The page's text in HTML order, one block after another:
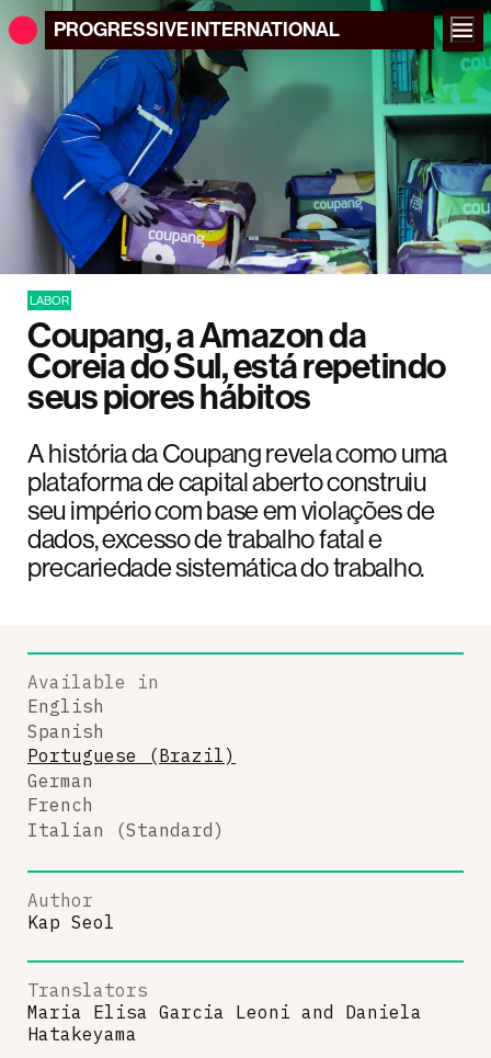
PROGRESSIVEINTERNATIONAL
LABOR
Coupang, a Amazon da
Coreia do Sul, está repetindo
seus piores hábitos
A história da Coupang revela como uma
plataforma de capital aberto construiu
seu império com base em violações de
dados, excesso de trabalho fatal e
precariedade sistemática do trabalho.
Available in
English
Spanish
Portuguese (Brazil)
German
French
Italian (Standard)
Author
Kap Seol
Translators
Maria Elisa Garcia Leoni and Daniela
Hatakeyama